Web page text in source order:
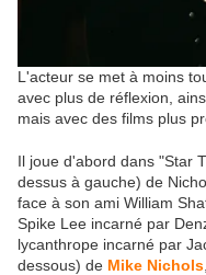
L'acteur se met à moins
avec plus de réflexion,
mais avec des films plus
Il joue d'abord dans "Star
dessus à gauche) de
face à son ami William
Spike Lee incarné par
lycanthrope incarné par
dessous) de Mike Nichols